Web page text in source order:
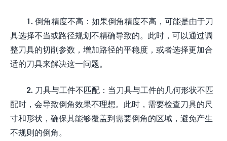
1. 倒角精度不高：如果倒角精度不高，可能是由于刀
具选择不当或路径规划不精确导致的。此时，可以通过调
整刀具的切削参数，增加路径的平稳度，或者选择更加合
适的刀具来解决这一问题。
2. 刀具与工件不匹配：当刀具与工件的几何形状不匹
配时，会导致倒角效果不理想。此时，需要检查刀具的尺
寸和形状，确保其能够覆盖到需要倒角的区域，避免产生
不规则的倒角。